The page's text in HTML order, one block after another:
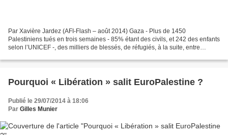
Par Xavière Jardez (AFI-Flash – août 2014) Gaza - Plus de 1450
Palestiniens tués en trois semaines - 85% étant des civils, et 242 des enfants
selon l’UNICEF -, des milliers de blessés, de réfugiés, à la suite, entre
Pourquoi « Libération » salit EuroPalestine ?
Publié le 29/07/2014 à 18:06
Par Gilles Munier